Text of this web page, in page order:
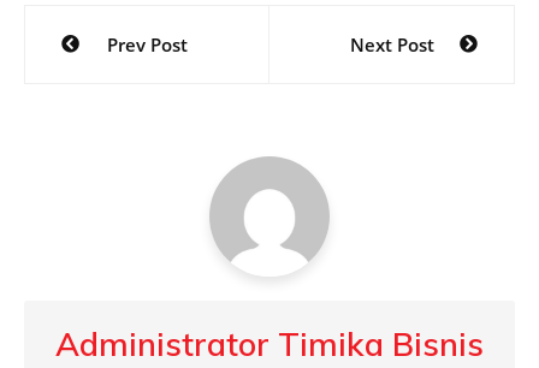
Post
navigation
Prev Post Next Post
Administrator Timika Bisnis